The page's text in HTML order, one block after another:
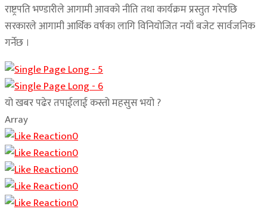
राष्ट्रपति भण्डारीले आगामी आवको नीति तथा कार्यक्रम प्रस्तुत गरेपछि
सरकारले आगामी आर्थिक वर्षका लागि विनियोजित नयाँ बजेट सार्वजनिक
गर्नेछ ।
यो खबर पढेर तपाईलाई कस्तो महसुस भयो ?
Array
0
0
0
0
0